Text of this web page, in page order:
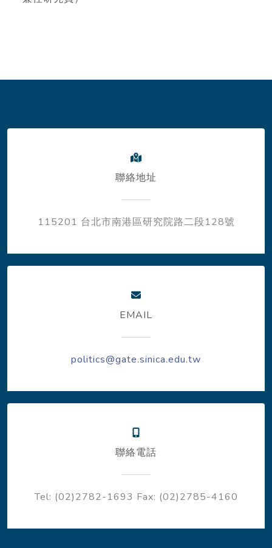
聯絡地址
115201 台北市南港區研究院路二段128號
EMAIL
politics@gate.sinica.edu.tw
聯絡電話
Tel: (02)2782-1693 Fax: (02)2785-4160